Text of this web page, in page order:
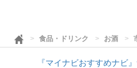
食品・ドリンク お酒
『マイナビおすすめナビ